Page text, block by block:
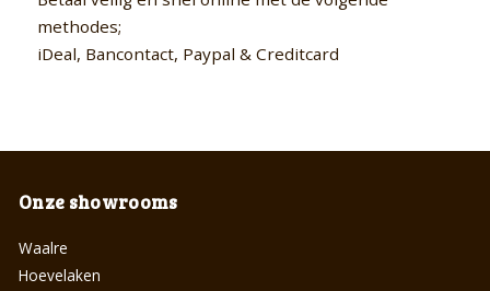
methodes;
iDeal, Bancontact, Paypal & Creditcard
Onze showrooms
Waalre
Hoevelaken